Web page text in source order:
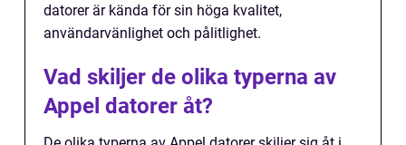
datorer är kända för sin höga kvalitet,
användarvänlighet och pålitlighet.
Vad skiljer de olika typerna av
Appel datorer åt?